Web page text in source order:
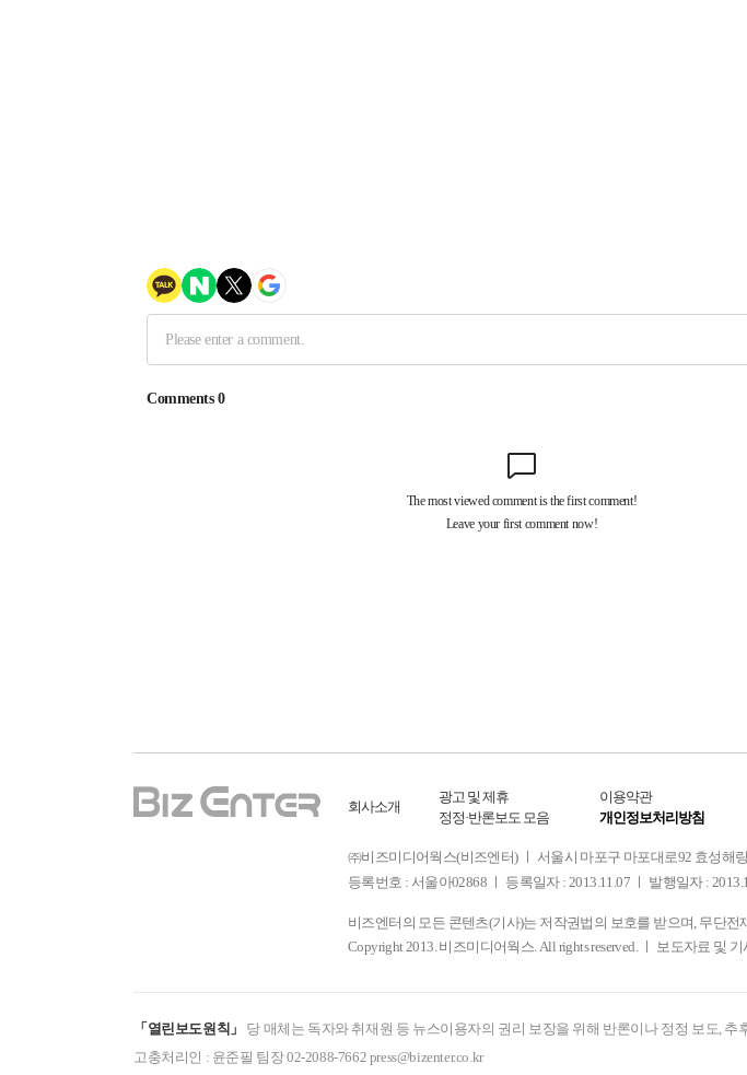
회사소개
광고 및 제휴
정정·반론보도 모음
이용약관
개인정보처리방침
㈜비즈미디어웍스(비즈엔터) ㅣ 서울시 마포구 마포대로92 효성해
등록번호 : 서울아02868 ㅣ 등록일자 : 2013.11.07 ㅣ 발행일자 :
비즈엔터의 모든 콘텐츠(기사)는 저작권법의 보호를 받으며, 무단
Copyright 2013. 비즈미디어웍스. All rights reserved. ㅣ 보도자료 및
「열린보도원칙」
당 매체는 독자와 취재원 등 뉴스이용자의 권리 보장을 위해 반론이나 정정 보도,
고충처리인 : 윤준필 팀장 02-2088-7662 press@bizenter.co.kr